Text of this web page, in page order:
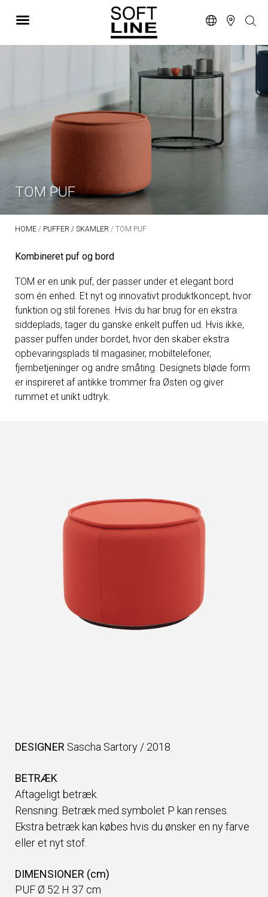
TOM PUF
HOME / PUFFER / SKAMLER / TOM PUF
Kombineret puf og bord
TOM er en unik puf, der passer under et elegant bord
som én enhed. Et nyt og innovativt produktkoncept, hvor
funktion og stil forenes. Hvis du har brug for en ekstra
siddeplads, tager du ganske enkelt puffen ud. Hvis ikke,
passer puffen under bordet, hvor den skaber ekstra
opbevaringsplads til magasiner, mobiltelefoner,
fjernbetjeninger og andre småting. Designets bløde form
er inspireret af antikke trommer fra Østen og giver
rummet et unikt udtryk.
DESIGNER Sascha Sartory / 2018
BETRÆK
Aftageligt betræk.
Rensning: Betræk med symbolet P kan renses.
Ekstra betræk kan købes hvis du ønsker en ny farve
eller et nyt stof.
DIMENSIONER (cm)
PUF Ø 52 H 37 cm